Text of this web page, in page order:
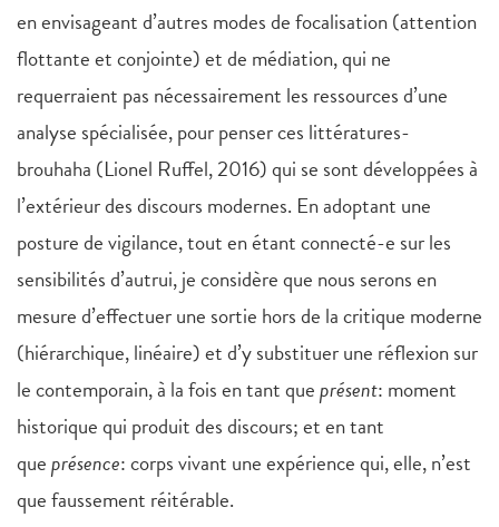
en envisageant d’autres modes de focalisation (attention
flottante et conjointe) et de médiation, qui ne
requerraient pas nécessairement les ressources d’une
analyse spécialisée, pour penser ces littératures-
brouhaha (Lionel Ruffel, 2016) qui se sont développées à
l’extérieur des discours modernes. En adoptant une
posture de vigilance, tout en étant connecté-e sur les
sensibilités d’autrui, je considère que nous serons en
mesure d’effectuer une sortie hors de la critique moderne
(hiérarchique, linéaire) et d’y substituer une réflexion sur
le contemporain, à la fois en tant queprésent: moment
historique qui produit des discours; et en tant
queprésence: corps vivant une expérience qui, elle, n’est
que faussement réitérable.